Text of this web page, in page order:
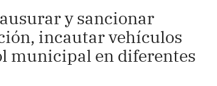
y sancionar
incautar vehículos
municipal en diferentes